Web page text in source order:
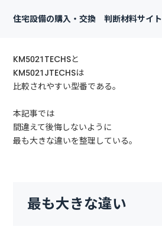
住宅設備の購入・交換 判断材料サイト
KM5021TECHSと
KM5021JTECHSは
比較されやすい型番である。
本記事では
間違えて後悔しないように
最も大きな違いを整理している。
最も大きな違い